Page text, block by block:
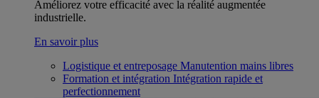
Améliorez votre efficacité avec la réalité augmentée
industrielle.
En savoir plus
Logistique et entreposage Manutention mains libres
Formation et intégration Intégration rapide et
perfectionnement